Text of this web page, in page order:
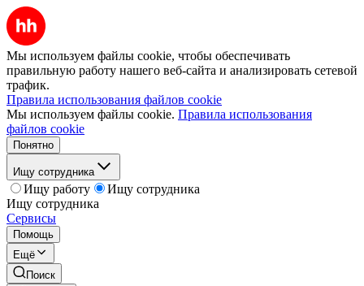
Мы используем файлы cookie, чтобы обеспечивать
правильную работу нашего веб-сайта и анализировать сетевой
трафик.
Правила использования файлов cookie
Мы используем файлы cookie. Правила использования
файлов cookie
Понятно
Ищу сотрудника
Ищу работу
Ищу сотрудника
Ищу сотрудника
Сервисы
Помощь
Ещё
Поиск